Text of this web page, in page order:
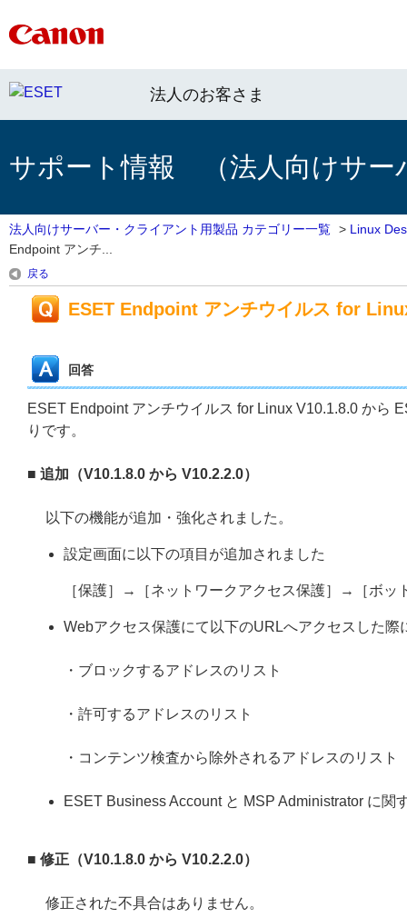
法人のお客さま
サポート情報 （法人向けサー
法人向けサーバー・クライアント用製品 カテゴリー一覧 > Linux
Endpoint アンチ...
戻る
ESET Endpoint アンチウイルス for
回答
ESET Endpoint アンチウイルス for Linux V10.1.8.0 から
りです。
■ 追加（V10.1.8.0 から V10.2.2.0）
以下の機能が追加・強化されました。
設定画面に以下の項目が追加されました
［保護］→［ネットワークアクセス保護］→［ボッ
Webアクセス保護にて以下のURLへアクセスした
・ブロックするアドレスのリスト
・許可するアドレスのリスト
・コンテンツ検査から除外されるアドレスのリスト
ESET Business Account と MSP Administrator に
■ 修正（V10.1.8.0 から V10.2.2.0）
修正された不具合はありません。